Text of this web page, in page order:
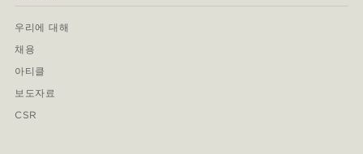
우리에 대해
채용
아티클
보도자료
CSR